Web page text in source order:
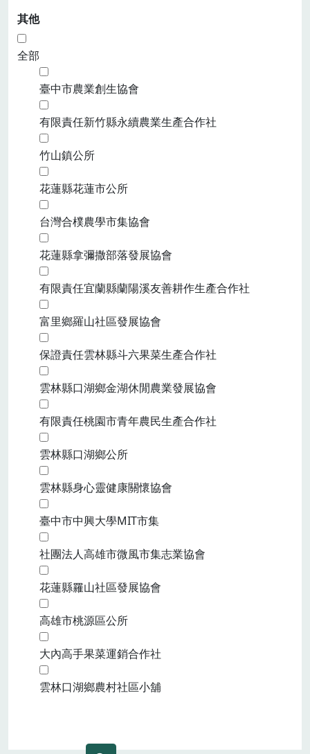
其他
全部
臺中市農業創生協會
有限責任新竹縣永續農業生產合作社
竹山鎮公所
花蓮縣花蓮市公所
台灣合樸農學市集協會
花蓮縣拿彌撒部落發展協會
有限責任宜蘭縣蘭陽溪友善耕作生產合作社
富里鄉羅山社區發展協會
保證責任雲林縣斗六果菜生產合作社
雲林縣口湖鄉金湖休閒農業發展協會
有限責任桃園市青年農民生產合作社
雲林縣口湖鄉公所
雲林縣身心靈健康關懷協會
臺中市中興大學MIT市集
社團法人高雄市微風市集志業協會
花蓮縣羅山社區發展協會
高雄市桃源區公所
大內高手果菜運銷合作社
雲林口湖鄉農村社區小舖